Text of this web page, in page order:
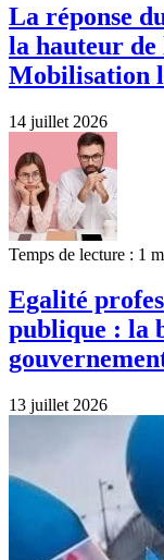
La réponse
la hauteur de
Mobilisation
14 juillet 2026
Temps de lecture : 1
Egalité
publique : la
13 juillet 2026